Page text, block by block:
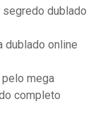
dublado
dublado online
mega
completo